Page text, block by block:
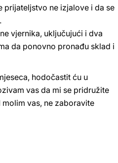
prijateljstvo ne izjalove i da se
vjernika, uključujući i dva
da ponovno pronađu sklad i
hodočastit ću u
vas da mi se pridružite
vas, ne zaboravite